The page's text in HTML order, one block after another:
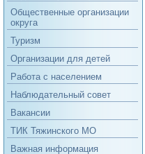
Общественные организации
округа
Туризм
Организации для детей
Работа с населением
Наблюдательный совет
Вакансии
ТИК Тяжинского МО
Важная информация